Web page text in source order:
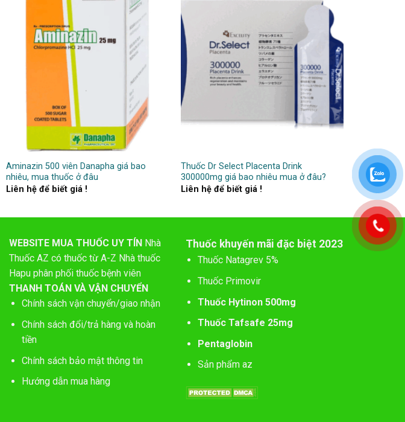
Aminazin 500 viên Danapha giá bao
nhiêu, mua thuốc ở đâu
Liên hệ để biết giá !
Thuốc Dr Select Placenta Drink
300000mg giá bao nhiêu mua ở đâu?
Liên hệ để biết giá !
WEBSITE MUA THUỐC UY TÍN Nhà
Thuốc AZ có thuốc từ A-Z Nhà thuốc
Hapu phân phối thuốc bệnh viên
THANH TOÁN VÀ VẬN CHUYỂN
Chính sách vận chuyển/giao nhận
Chính sách đổi/trả hàng và hoàn
tiền
Chính sách bảo mật thông tin
Hướng dẫn mua hàng
Thuốc khuyến mãi đặc biệt 2023
Thuốc Natagrev 5%
Thuốc Primovir
Thuốc Hytinon 500mg
Thuốc Tafsafe 25mg
Pentaglobin
Sản phẩm az